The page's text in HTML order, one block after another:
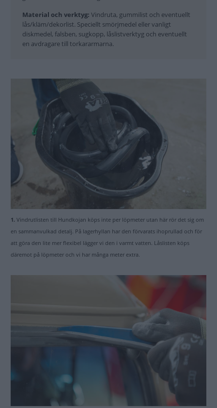
Material och verktyg: Vindruta, gummilist och eventuellt
lås/kläm/dekorlist. Speciellt smörjmedel eller vanligt
diskmedel, falsben, sugkopp, låslistverktyg och eventuellt
en avdragare till torkararmarna.
1. Vindrutlisten till Hundkojan köps inte per löpmeter utan här rör det sig om
en sammanvulkad detalj. På lagerhyllan har den förvarats ihoprullad och för
att göra den lite mer flexibel lägger vi den i varmt vatten. Låslisten köps
däremot på löpmeter och vi har många meter extra.